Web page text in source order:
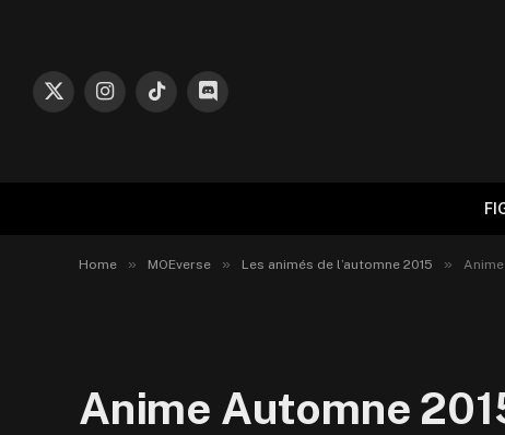
X
InstagramTikTokDiscord
Home » MOEverse » Les animés de l’automne 2015 »
Anime Automne